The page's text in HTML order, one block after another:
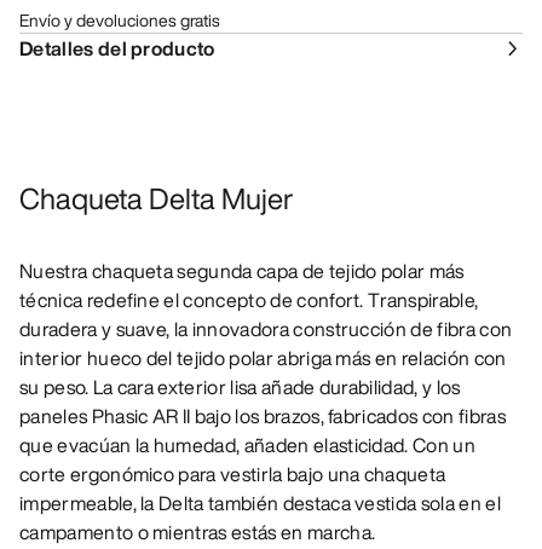
Envío y devoluciones gratis
Detalles del producto
Chaqueta Delta Mujer
Nuestra chaqueta segunda capa de tejido polar más
técnica redefine el concepto de confort. Transpirable,
duradera y suave, la innovadora construcción de fibra con
interior hueco del tejido polar abriga más en relación con
su peso. La cara exterior lisa añade durabilidad, y los
paneles Phasic AR II bajo los brazos, fabricados con fibras
que evacúan la humedad, añaden elasticidad. Con un
corte ergonómico para vestirla bajo una chaqueta
impermeable, la Delta también destaca vestida sola en el
campamento o mientras estás en marcha.